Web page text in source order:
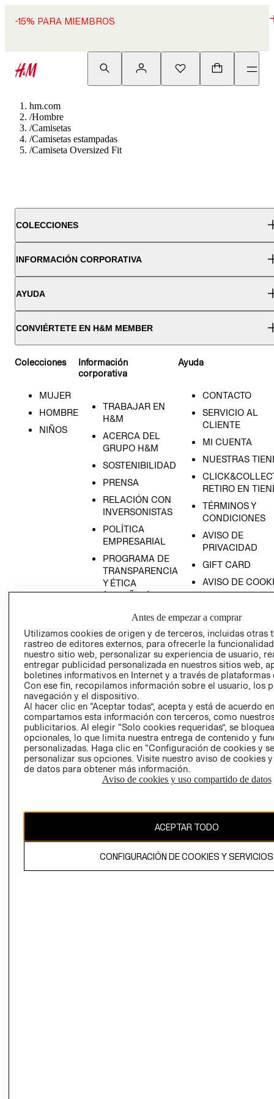
-15% PARA MIEMBROS
hm.com
/Hombre
/Camisetas
/Camisetas estampadas
/Camiseta Oversized Fit
COLECCIONES
INFORMACIÓN CORPORATIVA
AYUDA
CONVIÉRTETE EN H&M MEMBER
Colecciones
MUJER
HOMBRE
NIÑOS
Información
corporativa
TRABAJAR EN
H&M
ACERCA DEL
GRUPO H&M
SOSTENIBILIDAD
PRENSA
RELACIÓN CON
INVERSONISTAS
POLÍTICA
EMPRESARIAL
PROGRAMA DE
TRANSPARENCIA
Y ÉTICA
(ESPAÑOL)
PROGRAMA DE
Y ÉTICA (INGLÉS)
Ayuda
CONTACTO
SERVICIO AL
CLIENTE
MI CUENTA
NUESTRAS
RETIRO EN
TÉRMINOS Y
CONDICIONES
AVISO DE
PRIVACIDAD
GIFT CARD
AVISO DE
COMERCIO - SIC
PETICIONES
QUEJAS Y
RECLAMOS
Colombia ($)
CAMBIAR REGIÓN
El contenido de esta página web está protegido por copyright y es
Antes de empezar a comprar
Utilizamos cookies de origen y de terceros, incluidas otras
rastreo de editores externos, para ofrecerle la
nuestro sitio web, personalizar su experiencia de usuario,
entregar publicidad personalizada en nuestros sitios web,
boletines informativos en Internet y a través de plataformas
Con ese fin, recopilamos información sobre el usuario, los
navegación y el dispositivo.
Al hacer clic en “Aceptar todas”, acepta y está de acuerdo
compartamos esta información con terceros, como
publicitarios. Al elegir “Solo cookies requeridas”, se
opcionales, lo que limita nuestra entrega de contenido y
personalizadas. Haga clic en “Configuración de cookies y
personalizar sus opciones. Visite nuestro aviso de cookies
de datos para obtener más información.
Aviso de cookies y uso compartido de datos
ACEPTAR TODO
CONFIGURACIÓN DE COOKIES Y SERVICIOS